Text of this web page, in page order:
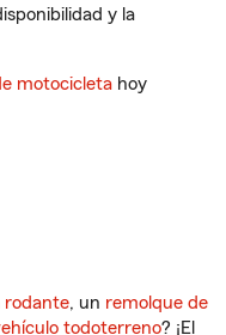
y la
motocicleta hoy
rodante, un remolque de
todoterreno? ¡El